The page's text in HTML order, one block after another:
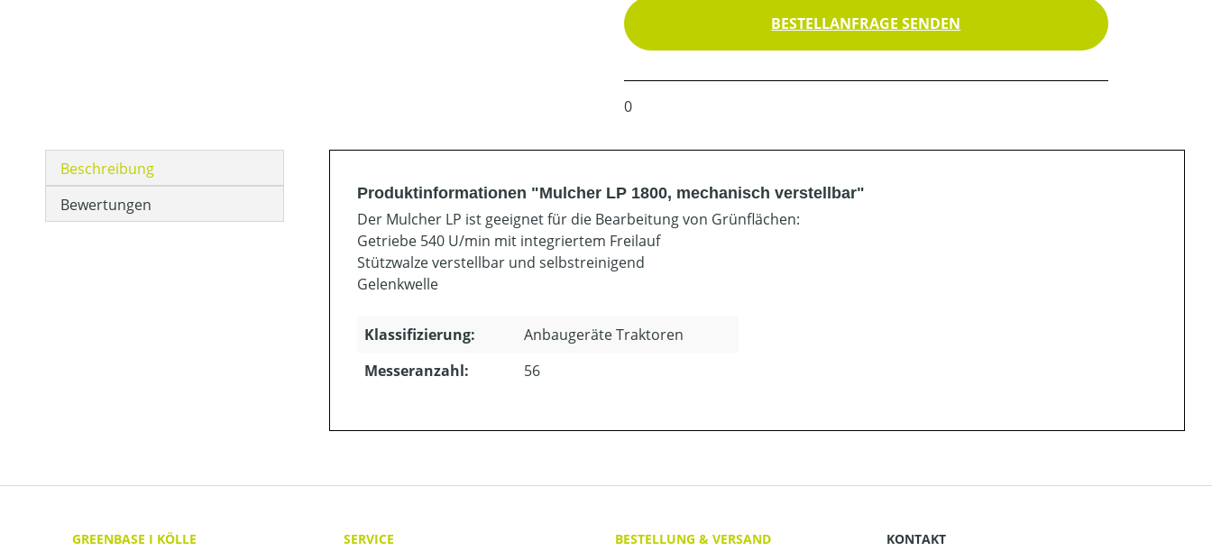
BESTELLANFRAGE SENDEN
0
Beschreibung
Bewertungen
Produktinformationen "Mulcher LP 1800, mechanisch verstellbar"
Der Mulcher LP ist geeignet für die Bearbeitung von Grünflächen:
Getriebe 540 U/min mit integriertem Freilauf
Stützwalze verstellbar und selbstreinigend
Gelenkwelle
Klassifizierung:
Anbaugeräte Traktoren
Messeranzahl:
56
GREENBASE I KÖLLE
SERVICE
BESTELLUNG & VERSAND
KONTAKT